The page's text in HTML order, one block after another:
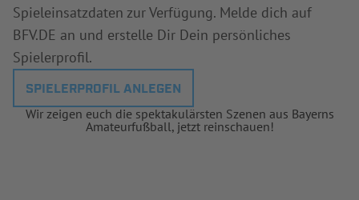
Spieleinsatzdaten zur Verfügung. Melde dich auf
BFV.DE an und erstelle Dir Dein persönliches
Spielerprofil.
SPIELERPROFIL ANLEGEN
Wir zeigen euch die spektakulärsten Szenen aus Bayerns
Amateurfußball, jetzt reinschauen!